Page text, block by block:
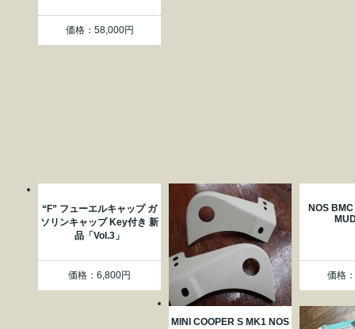
価格：58,000円
“F” フューエルキャップ ガ
ソリンキャップ Key付き 新
品「Vol.3」
価格：6,800円
MINI COOPER S MK1 NOS
NOS
価格